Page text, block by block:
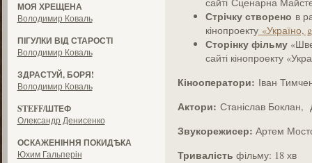
МОЯ ХРЕЩЕНА
Володимир Коваль
ПІГУЛКИ ВІД СТАРОСТІ
Володимир Коваль
ЗДРАСТУЙ, БОРЯ!
Володимир Коваль
STEFF/ШТЕФ
Олександр Денисенко
ОСКАЖЕНІННЯ ПОКИДѢКА
Юхим Гальперін
Стрічку створено в
кінопроекту«Україно,
Сторінку фільму
сайті кінопроекту
Кінооператори: Іван
Актори: Станіслав Боклан,
Звукорежисер: Артем
Тривалість фільму: 18 хв